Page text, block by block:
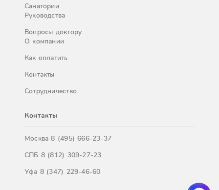
Санатории
Руководства
Вопросы доктору
О компании
Как оплатить
Контакты
Сотрудничество
Контакты
Москва8 (495) 666-23-37
СПБ 8 (812) 309-27-23
Уфа 8 (347) 229-46-60